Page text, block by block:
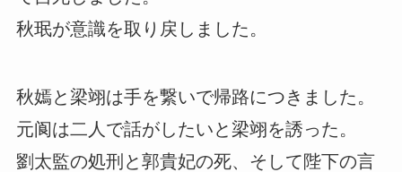
秋珉が意識を取り戻しました。
秋嫣と梁翊は手を繋いで帰路につきました。
元阆は二人で話がしたいと梁翊を誘った。
劉太監の処刑と郭貴妃の死、そして陛下の言